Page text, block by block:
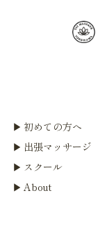
初めての方へ
出張マッサージ
スクール
About